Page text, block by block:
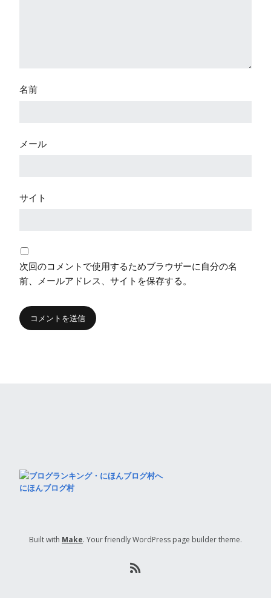
名前
メール
サイト
次回のコメントで使用するためブラウザーに自分の名
前、メールアドレス、サイトを保存する。
にほんブログ村
Built with Make. Your friendly WordPress page builder theme.